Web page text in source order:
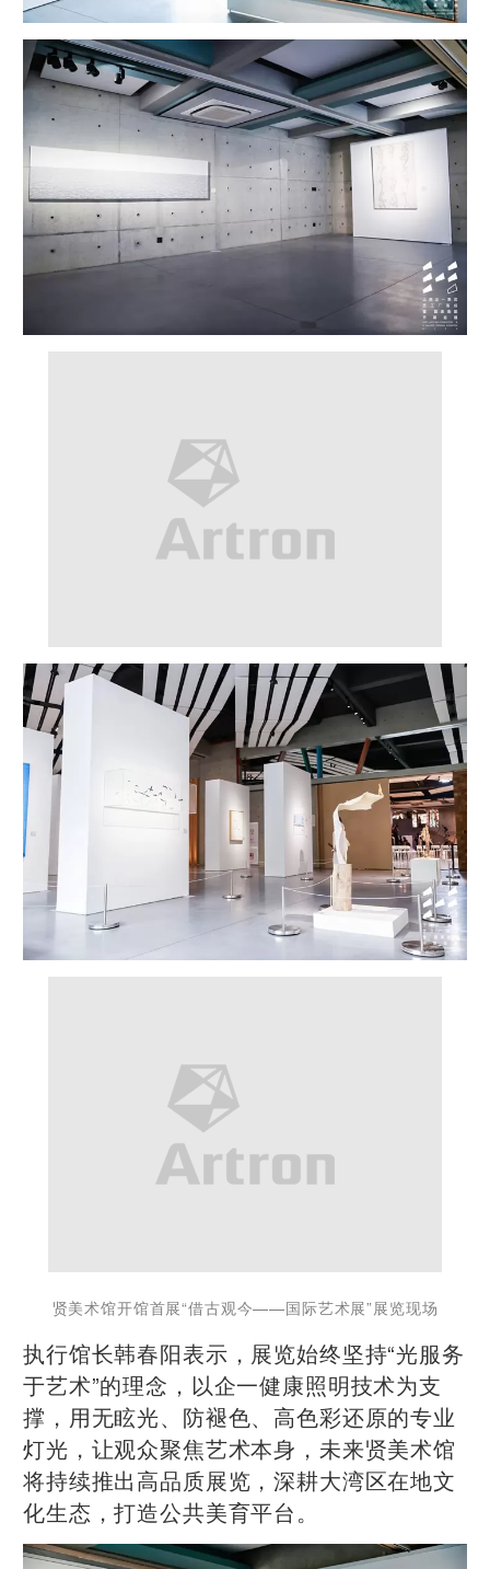
贤美术馆开馆首展“借古观今——国际艺术展”展览现场
执行馆长韩春阳表示，展览始终坚持“光服务
于艺术”的理念，以企一健康照明技术为支
撑，用无眩光、防褪色、高色彩还原的专业
灯光，让观众聚焦艺术本身，未来贤美术馆
将持续推出高品质展览，深耕大湾区在地文
化生态，打造公共美育平台。